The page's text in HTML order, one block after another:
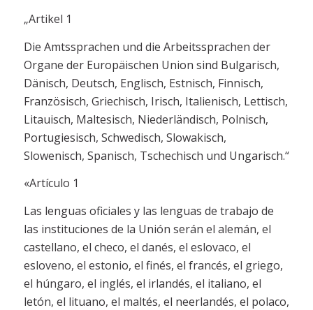
„Artikel 1
Die Amtssprachen und die Arbeitssprachen der
Organe der Europäischen Union sind Bulgarisch,
Dänisch, Deutsch, Englisch, Estnisch, Finnisch,
Französisch, Griechisch, Irisch, Italienisch, Lettisch,
Litauisch, Maltesisch, Niederländisch, Polnisch,
Portugiesisch, Schwedisch, Slowakisch,
Slowenisch, Spanisch, Tschechisch und Ungarisch.“
«Artículo 1
Las lenguas oficiales y las lenguas de trabajo de
las instituciones de la Unión serán el alemán, el
castellano, el checo, el danés, el eslovaco, el
esloveno, el estonio, el finés, el francés, el griego,
el húngaro, el inglés, el irlandés, el italiano, el
letón, el lituano, el maltés, el neerlandés, el polaco,